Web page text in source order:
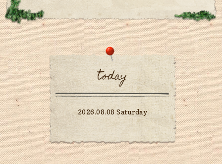
today
2026.08.08 Saturday